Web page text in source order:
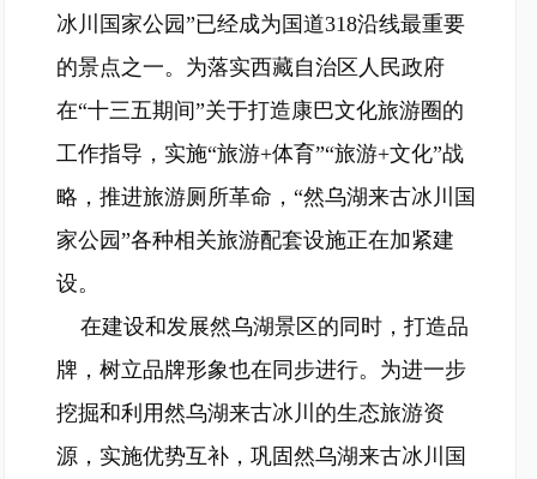
冰川国家公园”已经成为国道318沿线最重要
的景点之一。为落实西藏自治区人民政府
在“十三五期间”关于打造康巴文化旅游圈的
工作指导，实施“旅游+体育”“旅游+文化”战
略，推进旅游厕所革命，“然乌湖来古冰川国
家公园”各种相关旅游配套设施正在加紧建
设。
在建设和发展然乌湖景区的同时，打造品
牌，树立品牌形象也在同步进行。为进一步
挖掘和利用然乌湖来古冰川的生态旅游资
源，实施优势互补，巩固然乌湖来古冰川国